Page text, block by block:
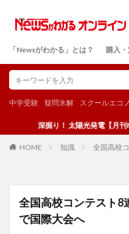
「Newsがわかる」とは？ 購入
中学受験 疑問氷解 スクールエコ
深掘り！ 太陽光発電【月刊Newsがわ
HOME 知識 全国高校
全国高校コンテスト8
で国際大会へ